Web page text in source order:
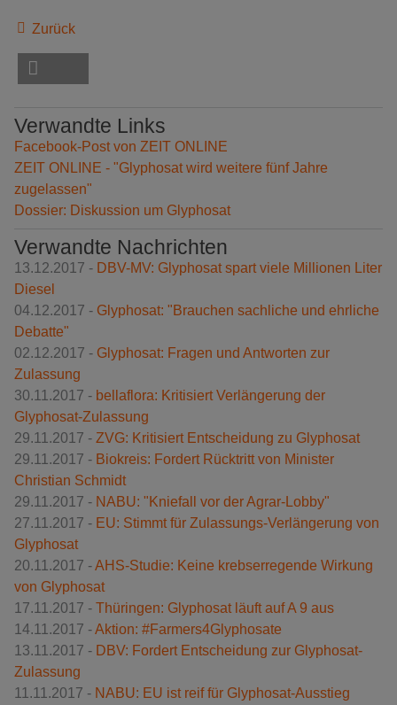
Zurück
Verwandte Links
Facebook-Post von ZEIT ONLINE
ZEIT ONLINE - "Glyphosat wird weitere fünf Jahre
zugelassen"
Dossier: Diskussion um Glyphosat
Verwandte Nachrichten
13.12.2017 - DBV-MV: Glyphosat spart viele Millionen Liter
Diesel
04.12.2017 - Glyphosat: "Brauchen sachliche und ehrliche
Debatte"
02.12.2017 - Glyphosat: Fragen und Antworten zur
Zulassung
30.11.2017 - bellaflora: Kritisiert Verlängerung der
Glyphosat-Zulassung
29.11.2017 - ZVG: Kritisiert Entscheidung zu Glyphosat
29.11.2017 - Biokreis: Fordert Rücktritt von Minister
Christian Schmidt
29.11.2017 - NABU: "Kniefall vor der Agrar-Lobby"
27.11.2017 - EU: Stimmt für Zulassungs-Verlängerung von
Glyphosat
20.11.2017 -AHS-Studie: Keine krebserregende Wirkung
von Glyphosat
17.11.2017 - Thüringen: Glyphosat läuft auf A 9 aus
14.11.2017 -Aktion: #Farmers4Glyphosate
13.11.2017 - DBV: Fordert Entscheidung zur Glyphosat-
Zulassung
11.11.2017 - NABU: EU ist reif für Glyphosat-Ausstieg